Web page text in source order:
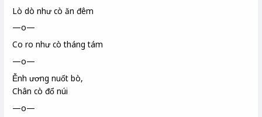
Lò dò như cò ăn đêm
—o—
Co ro như cò tháng tám
—o—
Ễnh ương nuốt bò,
Chân cò đổ núi
—o—